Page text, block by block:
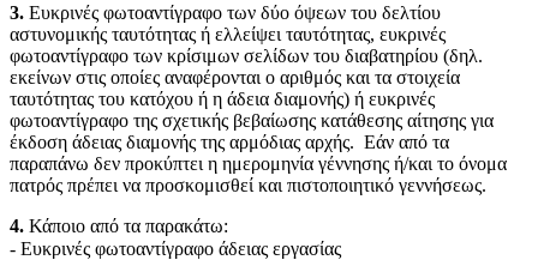
3. Ευκρινές φωτοαντίγραφο των δύο όψεων του δελτίου
αστυνομικής ταυτότητας ή ελλείψει ταυτότητας, ευκρινές
φωτοαντίγραφο των κρίσιμων σελίδων του διαβατηρίου (δηλ.
εκείνων στις οποίες αναφέρονται ο αριθμός και τα στοιχεία
ταυτότητας του κατόχου ή η άδεια διαμονής) ή ευκρινές
φωτοαντίγραφο της σχετικής βεβαίωσης κατάθεσης αίτησης για
έκδοση άδειας διαμονής της αρμόδιας αρχής. Εάν από τα
παραπάνω δεν προκύπτει η ημερομηνία γέννησης ή/και το όνομα
πατρός πρέπει να προσκομισθεί και πιστοποιητικό γεννήσεως.
4. Κάποιο από τα παρακάτω:
- Ευκρινές φωτοαντίγραφο άδειας εργασίας